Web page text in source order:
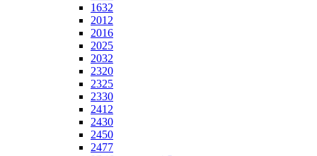
1632
2012
2016
2025
2032
2320
2325
2330
2412
2430
2450
2477